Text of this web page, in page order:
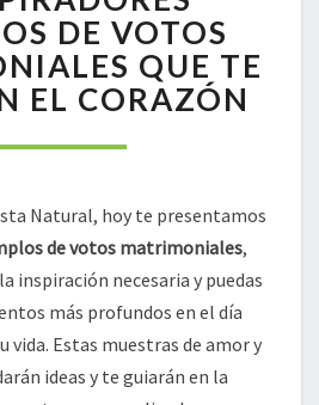
EJEMPLOS
DE
VOTOS
MATRIMONIALES
TE
EL
CORAZÓN
DE VOTOS
QUE TE
EL CORAZÓN
Natural, hoy te presentamos
de votos matrimoniales,
inspiración necesaria y puedas
más profundos en el día
Estas muestras de amor y
ideas y te guiarán en la